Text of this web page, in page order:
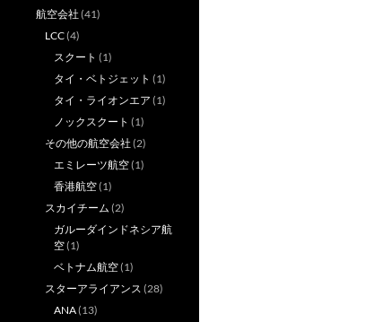
航空会社 (41)
LCC(4)
スクート (1)
タイ・ベトジェット (1)
タイ・ライオンエア (1)
ノックスクート (1)
その他の航空会社 (2)
エミレーツ航空(1)
香港航空(1)
スカイチーム (2)
ガルーダインドネシア航
空(1)
ベトナム航空(1)
スターアライアンス (28)
ANA(13)